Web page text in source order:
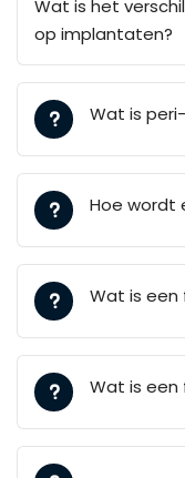
Wat is het
op implantaten?
Wat is
Hoe wordt
Wat is een
Wat is